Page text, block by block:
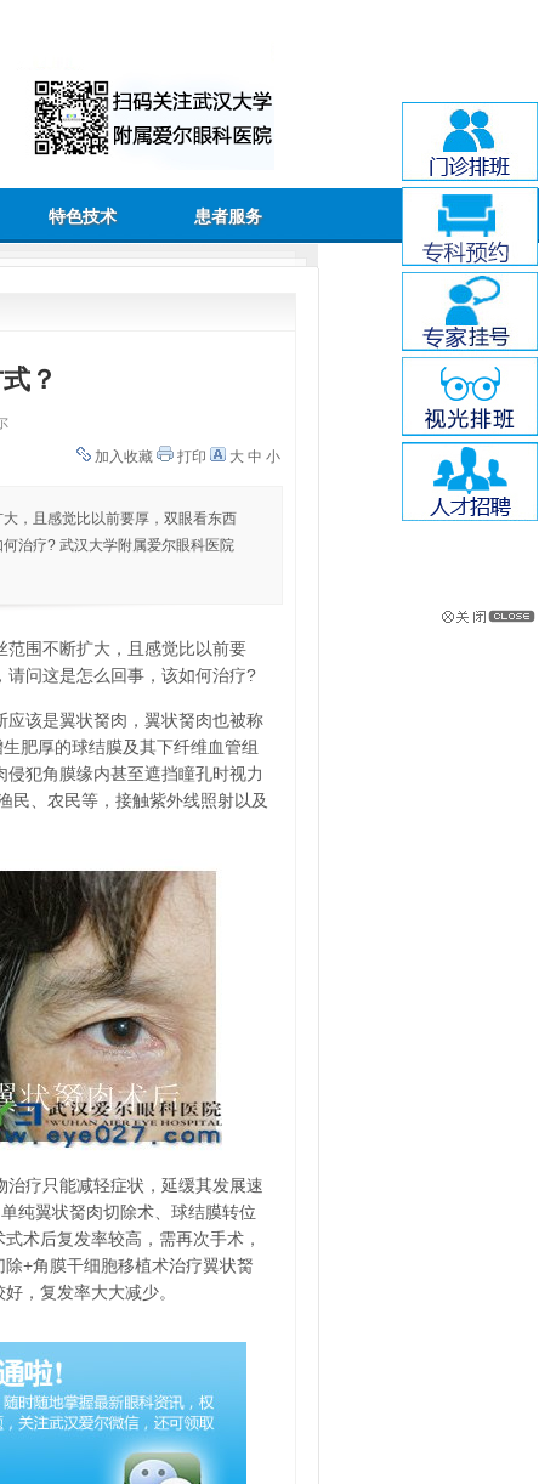
特色技术 患者服务
？
加入收藏
打印 大 中 小
，且感觉比以前要厚，双眼看东西
治疗? 武汉大学附属爱尔眼科医院
范围不断扩大，且感觉比以前要
请问这是怎么回事，该如何治疗?
该是翼状胬肉，翼状胬肉也被称
肥厚的球结膜及其下纤维血管组
犯角膜缘内甚至遮挡瞳孔时视力
民、农民等，接触紫外线照射以及
疗只能减轻症状，延缓其发展速
纯翼状胬肉切除术、球结膜转位
术后复发率较高，需再次手术，
+角膜干细胞移植术治疗翼状胬
，复发率大大减少。